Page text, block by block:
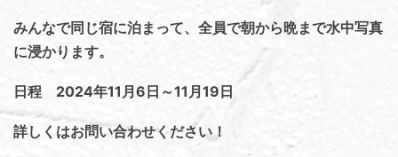
みんなで同じ宿に泊まって、全員で朝から晩まで水中写真
に浸かります。
日程 2024年11月6日～11月19日
詳しくはお問い合わせください！